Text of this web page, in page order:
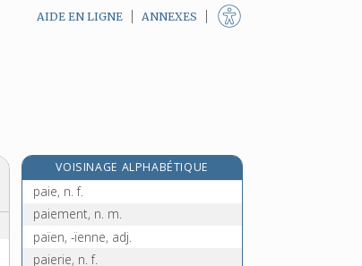
AIDE EN LIGNE ANNEXES
VOISINAGE ALPHABÉTIQUE
paidologie, n. f.
paie, n. f.
paiement, n. m.
païen, -ïenne, adj.
paierie, n. f.